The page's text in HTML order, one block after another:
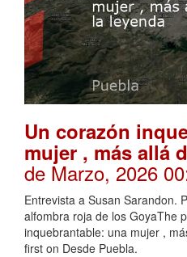
Un corazón
mujer , más allá
de Marzo, 2026
Entrevista a Susan Sarandon.
alfombra roja de los GoyaThe
inquebrantable: una mujer ,
first on Desde Puebla.